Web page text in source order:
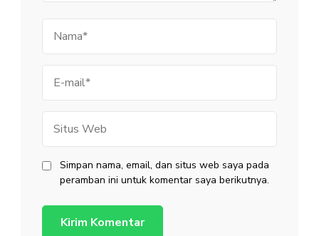
mail
Web
Simpan nama, email, dan situs web saya pada
peramban ini untuk komentar saya berikutnya.